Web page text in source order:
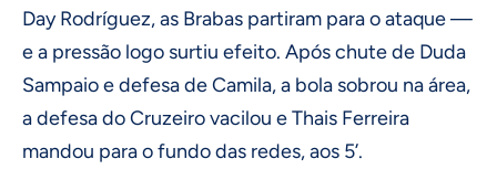
Day Rodríguez, as Brabas partiram para o ataque —
e a pressão logo surtiu efeito. Após chute de Duda
Sampaio e defesa de Camila, a bola sobrou na área,
a defesa do Cruzeiro vacilou e Thais Ferreira
mandou para o fundo das redes, aos 5’.